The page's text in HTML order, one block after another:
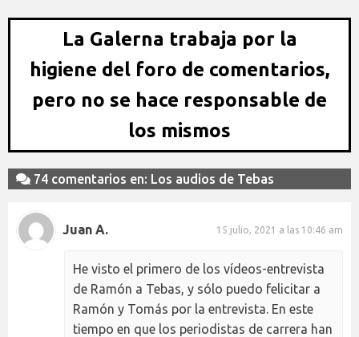
La Galerna trabaja por la
higiene del foro de comentarios,
pero no se hace responsable de
los mismos
74 comentarios en: Los audios de Tebas
Juan A. 15 julio, 2021 a las 10:46 am
He visto el primero de los vídeos-entrevista
de Ramón a Tebas, y sólo puedo felicitar a
Ramón y Tomás por la entrevista. En este
tiempo en que los periodistas de carrera han